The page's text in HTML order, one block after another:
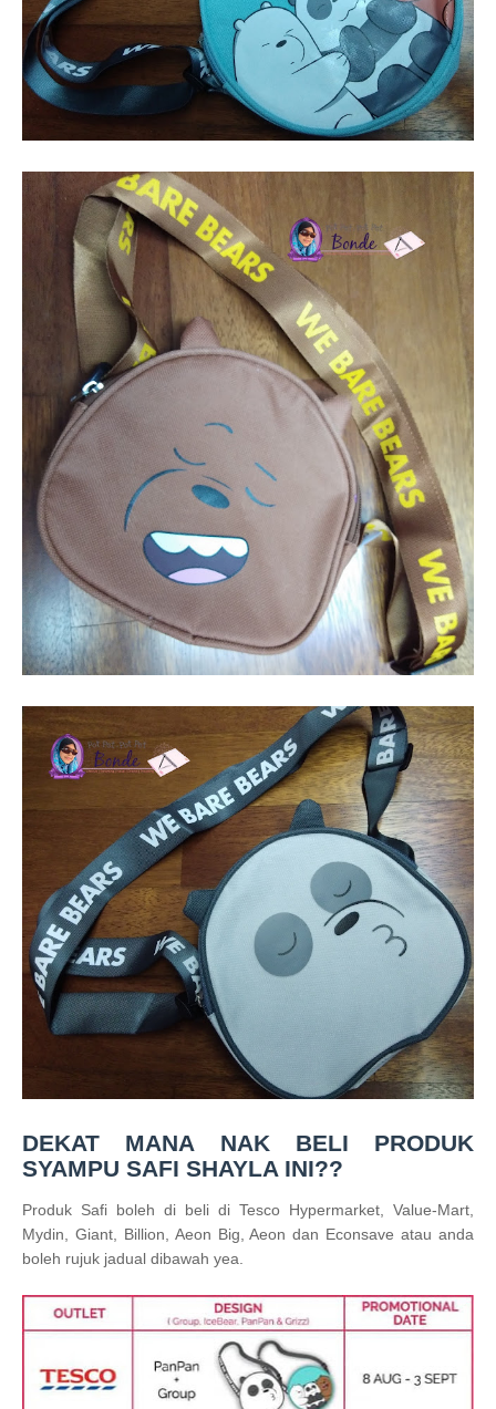
DEKAT MANA NAK BELI PRODUK
SYAMPU SAFI SHAYLA INI??
Produk Safi boleh di beli di Tesco Hypermarket, Value-Mart,
Mydin, Giant, Billion, Aeon Big, Aeon dan Econsave atau anda
boleh rujuk jadual dibawah yea.